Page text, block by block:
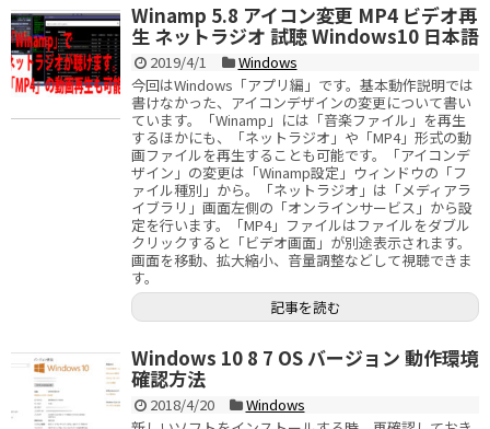
Winamp 5.8 アイコン変更 MP4 ビデオ再
生 ネットラジオ 試聴 Windows10 日本語
2019/4/1
Windows
今回はWindows「アプリ編」です。基本動作説明では
書けなかった、アイコンデザインの変更について書い
ています。「Winamp」には「音楽ファイル」を再生
するほかにも、「ネットラジオ」や「MP4」形式の動
画ファイルを再生することも可能です。「アイコンデ
ザイン」の変更は「Winamp設定」ウィンドウの「フ
ァイル種別」から。「ネットラジオ」は「メディアラ
イブラリ」画面左側の「オンラインサービス」から設
定を行います。「MP4」ファイルはファイルをダブル
クリックすると「ビデオ画面」が別途表示されます。
画面を移動、拡大縮小、音量調整などして視聴できま
す。
記事を読む
Windows 10 8 7 OS バージョン 動作環境
確認方法
2018/4/20
Windows